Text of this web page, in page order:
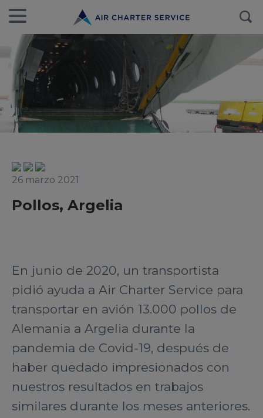
26 marzo 2021
Pollos, Argelia
En junio de 2020, un transportista
pidió ayuda a Air Charter Service para
transportar en avión 13.000 pollos de
Alemania a Argelia durante la
pandemia de Covid-19, después de
haber quedado impresionados con
nuestros resultados en trabajos
similares durante los meses anteriores.